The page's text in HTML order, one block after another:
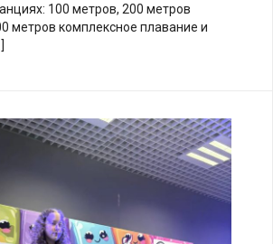
100 метров, 200 метров
метров комплексное плавание и